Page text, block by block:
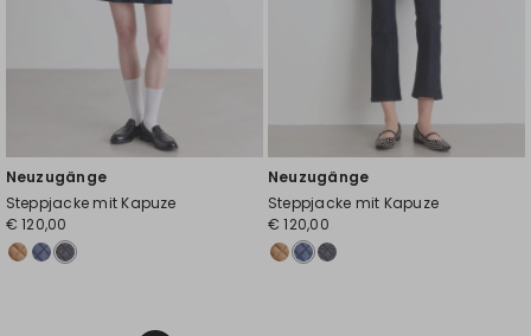
Neuzugänge
Steppjacke mit Kapuze
€ 120,00
Neuzugänge
Steppjacke mit Kapuze
€ 120,00